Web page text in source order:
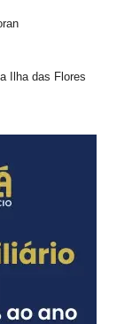
Ilha das Flores